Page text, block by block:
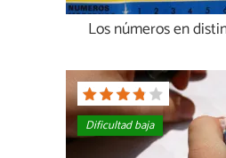
Los números en
Dificultad baja